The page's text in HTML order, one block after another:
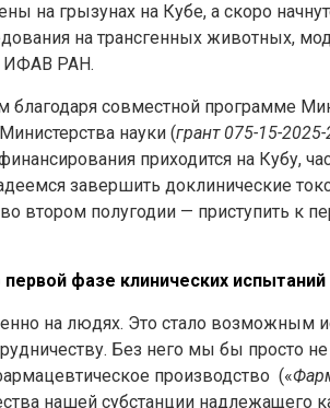
на грызунах на Кубе, а скоро
на трансгенных животных,
ИФАВ РАН.
совместной программе
науки (грант 075-15-
приходится на Кубу,
завершить доклинические
втором полугодии — приступить к
фазе клинических
на людях. Это стало возможным
Без него мы бы просто
производство («
нашей субстанции надлежащего